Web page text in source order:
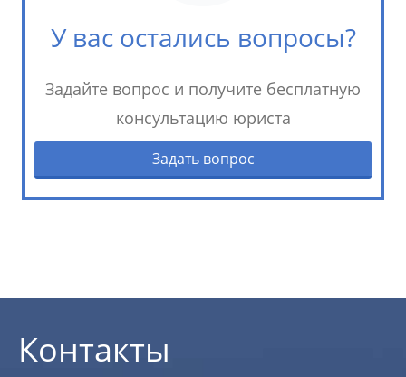
У вас остались вопросы?
Задайте вопрос и получите бесплатную
консультацию юриста
Задать вопрос
Контакты